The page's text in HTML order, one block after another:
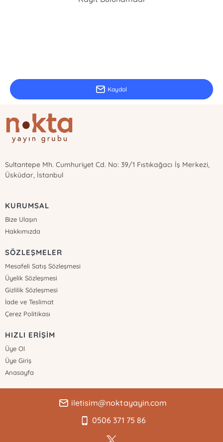
Kaydol
Sultantepe Mh. Cumhuriyet Cd. No: 39/1 Fıstıkağacı İş Merkezi,
Üsküdar, İstanbul
KURUMSAL
Bize Ulaşın
Hakkımızda
SÖZLEŞMELER
Mesafeli Satış Sözleşmesi
Üyelik Sözleşmesi
Gizlilik Sözleşmesi
İade ve Teslimat
Çerez Politikası
HIZLI ERİŞİM
Üye Ol
Üye Giriş
Anasayfa
iletisim@noktayayin.com
0506 371 75 86